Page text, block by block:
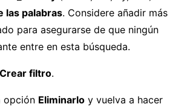
las palabras. Considere añadir más
para asegurarse de que ningún
entre en esta búsqueda.
Crear filtro.
opción Eliminarlo y vuelva a hacer